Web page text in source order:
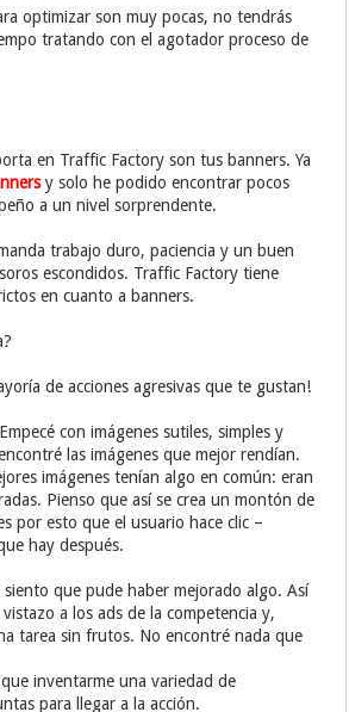
optimizar son muy pocas, no tendrás
tratando con el agotador proceso de
en Traffic Factory son tus banners. Ya
y solo he podido encontrar pocos
a un nivel sorprendente.
trabajo duro, paciencia y un buen
escondidos. Traffic Factory tiene
en cuanto a banners.
de acciones agresivas que te gustan!
con imágenes sutiles, simples y
las imágenes que mejor rendían.
imágenes tenían algo en común: eran
Pienso que así se crea un montón de
por esto que el usuario hace clic –
hay después.
que pude haber mejorado algo. Así
a los ads de la competencia y,
tarea sin frutos. No encontré nada que
inventarme una variedad de
para llegar a la acción.